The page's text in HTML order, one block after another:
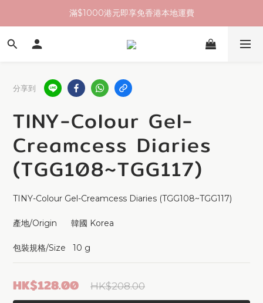
滿$1000港元即享免香港本地運費
分享到
TINY-Colour Gel-
Creamcess Diaries
(TGG108~TGG117)
TINY-Colour Gel-Creamcess Diaries (TGG108~TGG117)
產地/Origin      韓國 Korea
包裝規格/Size   10 g
HK$208.00
HK$128.00